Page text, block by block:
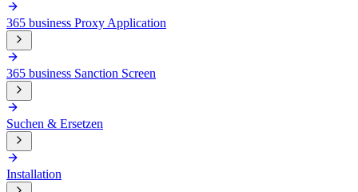
365 business Proxy Application
365 business Sanction Screen
Suchen & Ersetzen
Installation